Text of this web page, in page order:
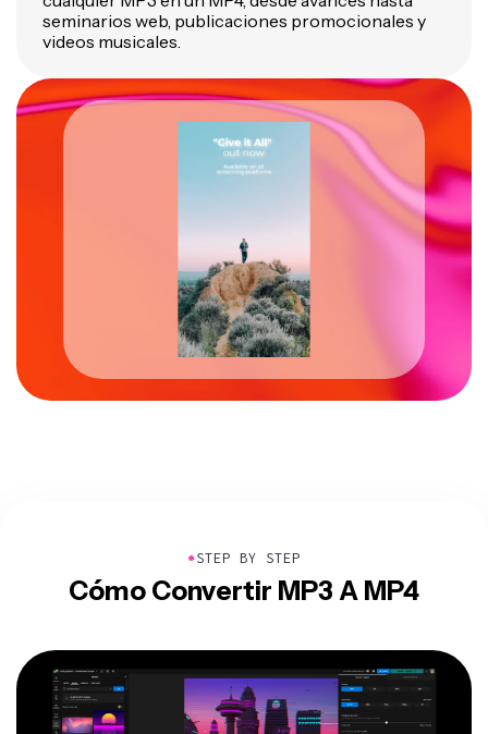
seminarios web, publicaciones promocionales y
videos musicales.
●STEP BY STEP
Cómo Convertir MP3 A MP4